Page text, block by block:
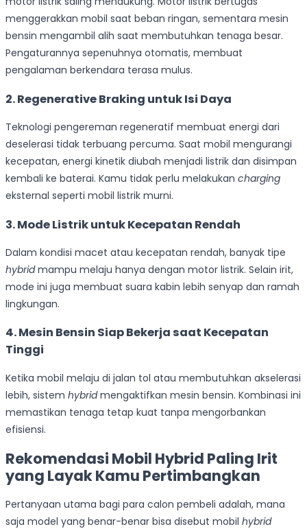
menggerakkan mobil saat beban ringan, sementara mesin
bensin mengambil alih saat membutuhkan tenaga besar.
Pengaturannya sepenuhnya otomatis, membuat
pengalaman berkendara terasa mulus.
2. Regenerative Braking untuk Isi Daya
Teknologi pengereman regeneratif membuat energi dari
deselerasi tidak terbuang percuma. Saat mobil mengurangi
kecepatan, energi kinetik diubah menjadi listrik dan disimpan
kembali ke baterai. Kamu tidak perlu melakukan charging
eksternal seperti mobil listrik murni.
3. Mode Listrik untuk Kecepatan Rendah
Dalam kondisi macet atau kecepatan rendah, banyak tipe
hybridmampu melaju hanya dengan motor listrik. Selain irit,
mode ini juga membuat suara kabin lebih senyap dan ramah
lingkungan.
4. Mesin Bensin Siap Bekerja saat Kecepatan
Tinggi
Ketika mobil melaju di jalan tol atau membutuhkan akselerasi
lebih, sistem hybridmengaktifkan mesin bensin. Kombinasi ini
memastikan tenaga tetap kuat tanpa mengorbankan
efisiensi.
Rekomendasi Mobil Hybrid Paling Irit
yang Layak Kamu Pertimbangkan
Pertanyaan utama bagi para calon pembeli adalah, mana
saja model yang benar-benar bisa disebut mobil hybrid